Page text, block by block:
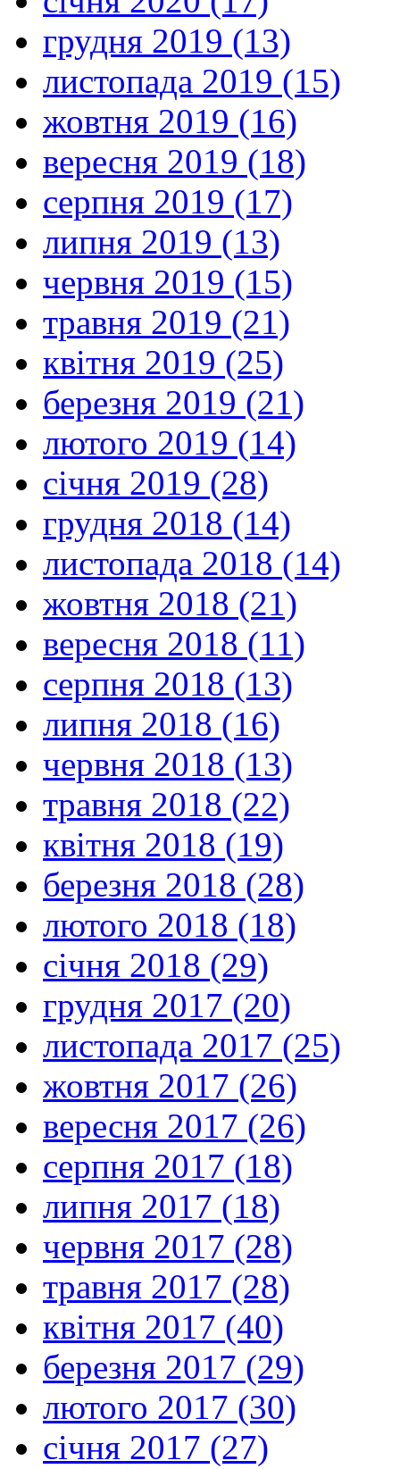
грудня 2019 (13)
листопада 2019 (15)
жовтня 2019 (16)
вересня 2019 (18)
серпня 2019 (17)
липня 2019 (13)
червня 2019 (15)
травня 2019 (21)
квітня 2019 (25)
березня 2019 (21)
лютого 2019 (14)
січня 2019 (28)
грудня 2018 (14)
листопада 2018 (14)
жовтня 2018 (21)
вересня 2018 (11)
серпня 2018 (13)
липня 2018 (16)
червня 2018 (13)
травня 2018 (22)
квітня 2018 (19)
березня 2018 (28)
лютого 2018 (18)
січня 2018 (29)
грудня 2017 (20)
листопада 2017 (25)
жовтня 2017 (26)
вересня 2017 (26)
серпня 2017 (18)
липня 2017 (18)
червня 2017 (28)
травня 2017 (28)
квітня 2017 (40)
березня 2017 (29)
лютого 2017 (30)
січня 2017 (27)